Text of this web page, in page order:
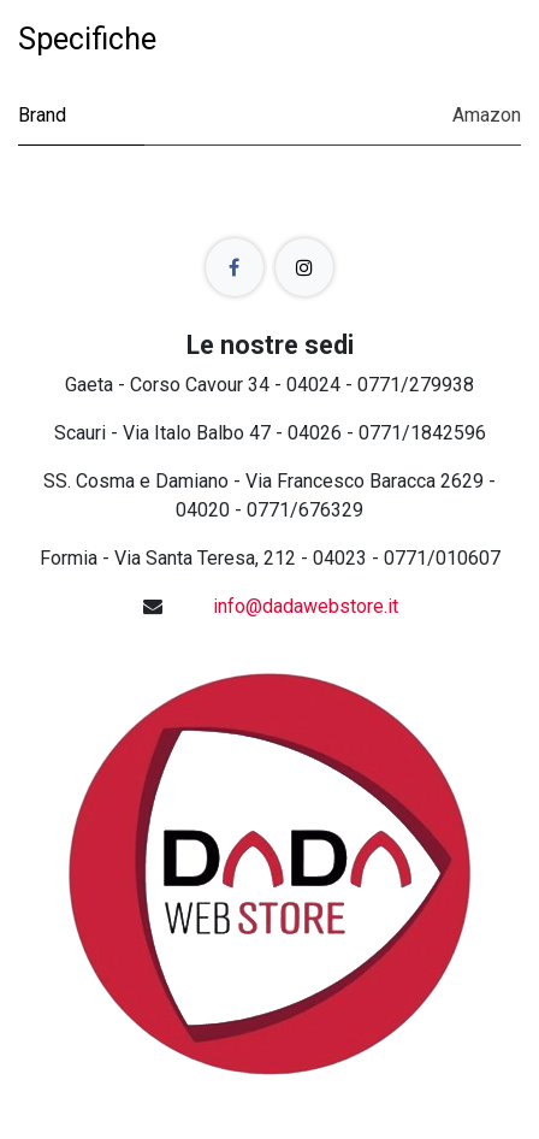
Specifiche
Brand Amazon
Le nostre sedi
Gaeta - Corso Cavour 34 - 04024 - 0771/279938
Scauri - Via Italo Balbo 47 - 04026 - 0771/1842596
SS. Cosma e Damiano - Via Francesco Baracca 2629 -
04020 - 0771/676329
Formia - Via Santa Teresa, 212 - 04023 - 0771/010607
info@dadawebstore.it